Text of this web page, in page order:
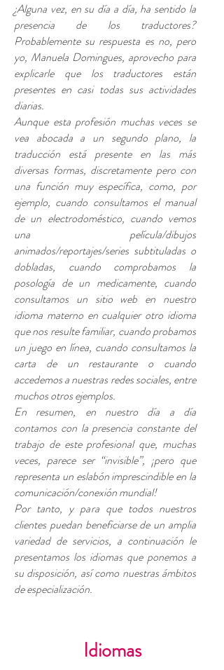
¿Alguna vez, en su día a día, ha sentido la
presencia de los traductores?
Probablemente su respuesta es no, pero
yo, Manuela Domingues, aprovecho para
explicarle que los traductores están
presentes en casi todas sus actividades
diarias.
Aunque esta profesión muchas veces se
vea abocada a un segundo plano, la
traducción está presente en las más
diversas formas, discretamente pero con
una función muy específica, como, por
ejemplo, cuando consultamos el manual
de un electrodoméstico, cuando vemos
una película/dibujos
animados/reportajes/series subtituladas o
dobladas, cuando comprobamos la
posología de un medicamente, cuando
consultamos un sitio web en nuestro
idioma materno en cualquier otro idioma
que nos resulte familiar, cuando probamos
un juego en línea, cuando consultamos la
carta de un restaurante o cuando
accedemos a nuestras redes sociales, entre
muchos otros ejemplos.
En resumen, en nuestro día a día
contamos con la presencia constante del
trabajo de este profesional que, muchas
veces, parece ser “invisible”, ¡pero que
representa un eslabón imprescindible en la
comunicación/conexión mundial!
Por tanto, y para que todos nuestros
clientes puedan beneficiarse de un amplia
variedad de servicios, a continuación le
presentamos los idiomas que ponemos a
su disposición, así como nuestras ámbitos
de especialización.
Idiomas